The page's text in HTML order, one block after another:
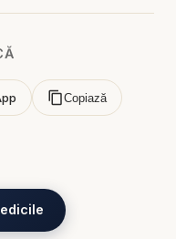
în robie, încă sub
părea simplu și
venea prin
spusese
Copiază